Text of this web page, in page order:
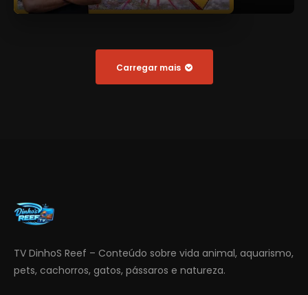
Carregar mais
TV DinhoS Reef – Conteúdo sobre vida animal, aquarismo,
pets, cachorros, gatos, pássaros e natureza.